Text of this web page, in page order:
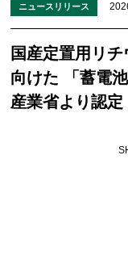
ニュースリリース
国産定置用リ
向けた 「蓄電
産業省より認定